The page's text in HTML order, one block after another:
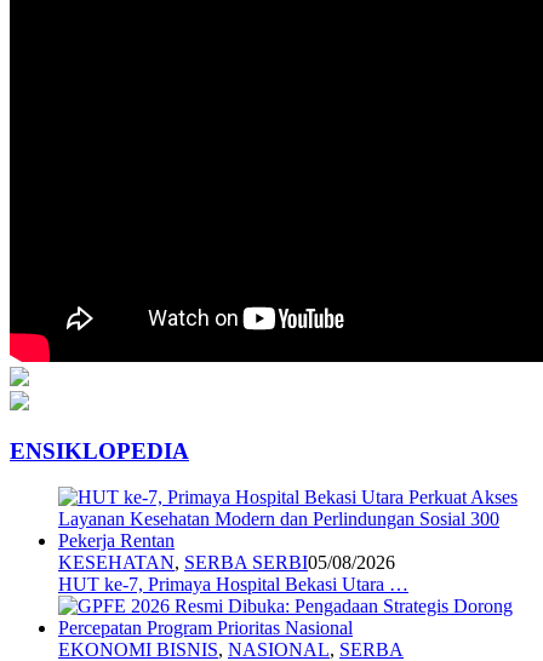
ENSIKLOPEDIA
KESEHATAN, SERBA SERBI05/08/2026
HUT ke-7, Primaya Hospital Bekasi Utara …
EKONOMI BISNIS, NASIONAL, SERBA